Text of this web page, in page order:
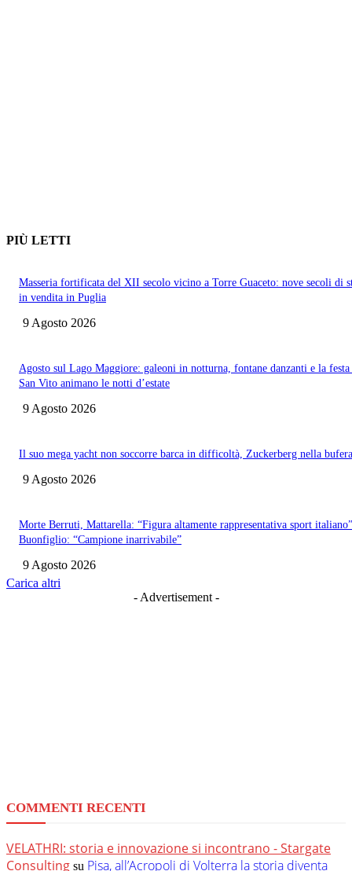
PIÙ LETTI
Masseria fortificata del XII secolo vicino a Torre Guaceto: nove secoli di
in vendita in Puglia
9 Agosto 2026
Agosto sul Lago Maggiore: galeoni in notturna, fontane danzanti e la
San Vito animano le notti d’estate
9 Agosto 2026
Il suo mega yacht non soccorre barca in difficoltà, Zuckerberg nella bufera
9 Agosto 2026
Morte Berruti, Mattarella: “Figura altamente rappresentativa sport
Buonfiglio: “Campione inarrivabile”
9 Agosto 2026
Carica altri
- Advertisement -
COMMENTI RECENTI
VELATHRI: storia e innovazione si incontrano - Stargate
Consulting su Pisa, all’Acropoli di Volterra la storia diventa